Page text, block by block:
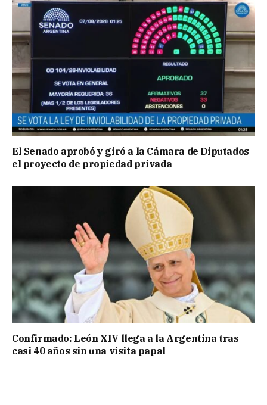
El Senado aprobó y giró a la Cámara de Diputados
el proyecto de propiedad privada
Confirmado: León XIV llega a la Argentina tras
casi 40 años sin una visita papal